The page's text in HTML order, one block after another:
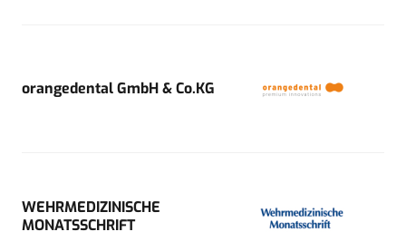
orangedental GmbH & Co.KG
WEHRMEDIZINISCHE
MONATSSCHRIFT